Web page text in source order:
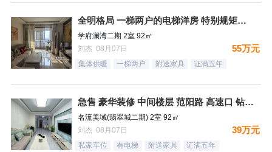
全明格局 一梯两户的电梯洋房 特别规矩的一个小区 集中供暖
学府澜湾二期 2室 92㎡
刘杰 08月07日
55万元
集体供暖 一梯两户 附送家具 证满五年
急售 豪华装修 中间楼层 范阳路 高速口 钻石广场
名流美域(翡翠城二期) 2室 92㎡
刘杰 08月07日
39万元
私家车位 有电梯 附送家具 证满五年